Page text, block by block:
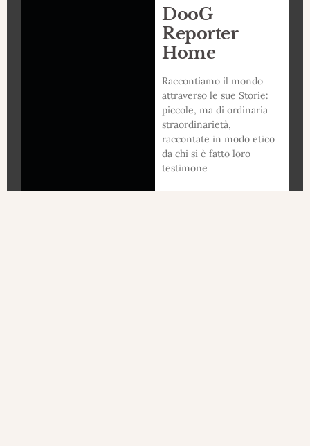
DooG
Reporter
Home
Raccontiamo il mondo
attraverso le sue Storie:
piccole, ma di ordinaria
straordinarietà,
raccontate in modo etico
da chi si è fatto loro
testimone